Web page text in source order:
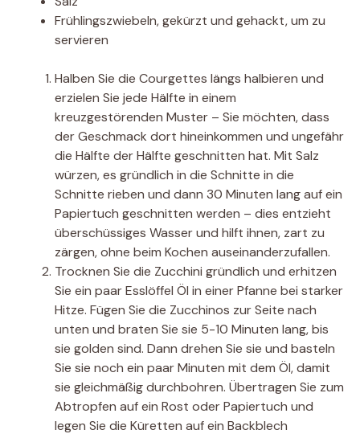
Frühlingszwiebeln, gekürzt und gehackt, um zu
servieren
Halben Sie die Courgettes längs halbieren und
erzielen Sie jede Hälfte in einem
kreuzgestörenden Muster – Sie möchten, dass
der Geschmack dort hineinkommen und ungefähr
die Hälfte der Hälfte geschnitten hat. Mit Salz
würzen, es gründlich in die Schnitte in die
Schnitte rieben und dann 30 Minuten lang auf ein
Papiertuch geschnitten werden – dies entzieht
überschüssiges Wasser und hilft ihnen, zart zu
zärgen, ohne beim Kochen auseinanderzufallen.
Trocknen Sie die Zucchini gründlich und erhitzen
Sie ein paar Esslöffel Öl in einer Pfanne bei starker
Hitze. Fügen Sie die Zucchinos zur Seite nach
unten und braten Sie sie 5-10 Minuten lang, bis
sie golden sind. Dann drehen Sie sie und basteln
Sie sie noch ein paar Minuten mit dem Öl, damit
sie gleichmäßig durchbohren. Übertragen Sie zum
Abtropfen auf ein Rost oder Papiertuch und
legen Sie die Küretten auf ein Backblech